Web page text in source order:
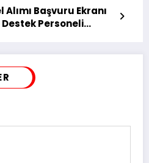
Başvuru Ekranı
Destek Personeli